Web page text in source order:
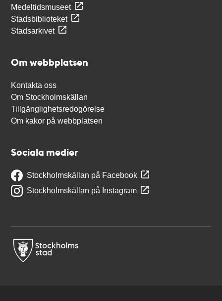
Medeltidsmuseet
Stadsbiblioteket
Stadsarkivet
Om webbplatsen
Kontakta oss
Om Stockholmskällan
Tillgänglighetsredogörelse
Om kakor på webbplatsen
Sociala medier
Stockholmskällan på Facebook
Stockholmskällan på Instagram